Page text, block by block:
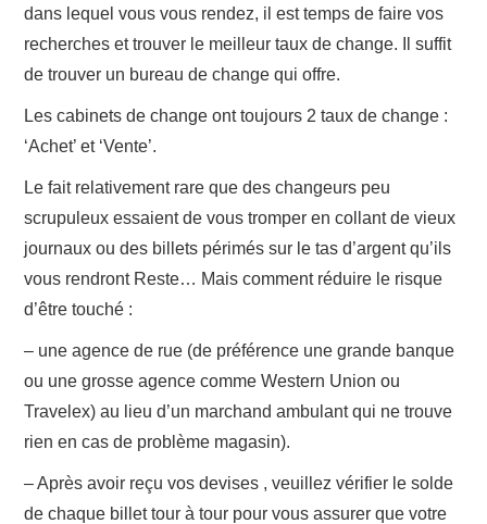
dans lequel vous vous rendez, il est temps de faire vos
recherches et trouver le meilleur taux de change. Il suffit
de trouver un bureau de change qui offre.
Les cabinets de change ont toujours 2 taux de change :
‘Achet’ et ‘Vente’.
Le fait relativement rare que des changeurs peu
scrupuleux essaient de vous tromper en collant de vieux
journaux ou des billets périmés sur le tas d’argent qu’ils
vous rendront Reste… Mais comment réduire le risque
d’être touché :
– une agence de rue (de préférence une grande banque
ou une grosse agence comme Western Union ou
Travelex) au lieu d’un marchand ambulant qui ne trouve
rien en cas de problème magasin).
– Après avoir reçu vos devises , veuillez vérifier le solde
de chaque billet tour à tour pour vous assurer que votre